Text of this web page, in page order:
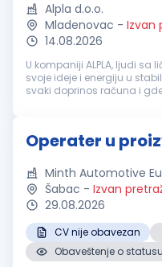
Alpla d.o.o.
Mladenovac - Izvan
14.08.2026
U kompaniji ALPLA, ljudi sa
svoje ideje i energiju u
svaki doprinos računa i
Operater u
Minth Automotive
Šabac - Izvan
29.08.2026
CV nije obavezan
Obaveštenje o